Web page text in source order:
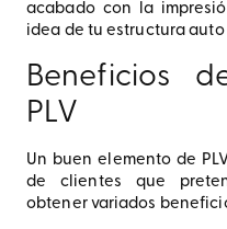
acabado con la
idea de tu estructura
Beneficios
PLV
Un buen elemento de
de clientes que
obtener variados